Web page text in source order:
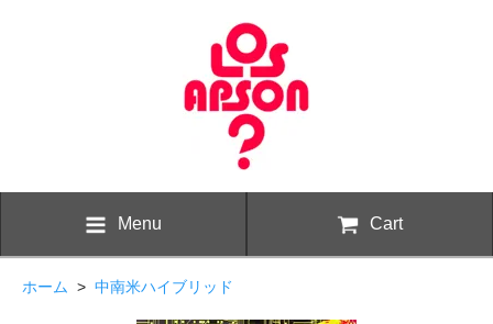
Menu Cart
ホーム > 中南米ハイブリッド